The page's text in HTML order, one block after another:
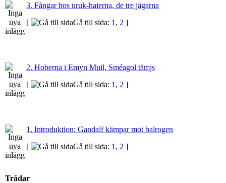
3. Fångar hos uruk-haierna, de tre jägarna
[
Gå till sida: 1 , 2 ]
2. Hoberna i Emyn Muil, Sméagol tämjs
[
Gå till sida: 1 , 2 ]
1. Introduktion: Gandalf kämpar mot balrogen
[
Gå till sida: 1 , 2 ]
Trådar